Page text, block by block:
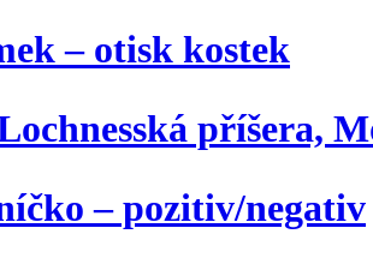
– otisk kostek
příšera,
– pozitiv/negativ